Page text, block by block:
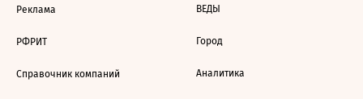
Реклама
РФРИТ
Справочник компаний
ВЕДЫ
Город
Аналитика